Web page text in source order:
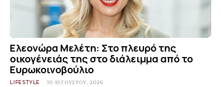
Ελεονώρα Μελέτη: Στο πλευρό της
οικογένειάς της στο διάλειμμα από το
Ευρωκοινοβούλιο
LIFESTYLE 10 ΑΥΓΟΎΣΤΟΥ, 2026